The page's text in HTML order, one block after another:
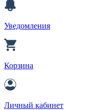
Уведомления
Корзина
Личный кабинет